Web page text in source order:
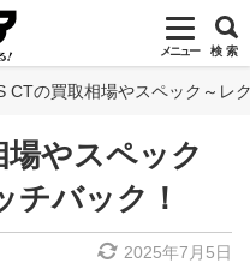
メニュー 検 索
CTの買取相場やスペック～レ
やスペック
チバック！
2025年7月5日